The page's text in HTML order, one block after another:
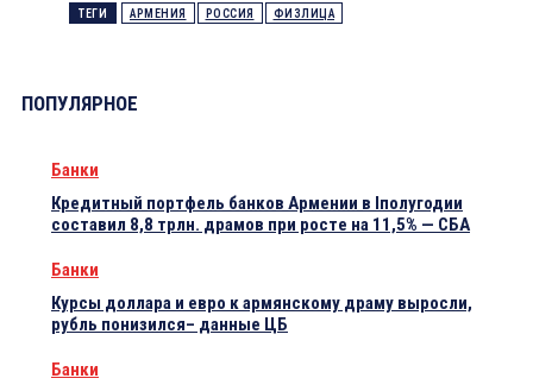
ТЕГИ АРМЕНИЯ РОССИЯ ФИЗЛИЦА
ПОПУЛЯРНОЕ
Банки
Кредитный портфель банков Армении в Iполугодии
составил 8,8 трлн. драмов при росте на 11,5% — СБА
Банки
Курсы доллара и евро к армянскому драму выросли,
рубль понизился– данные ЦБ
Банки